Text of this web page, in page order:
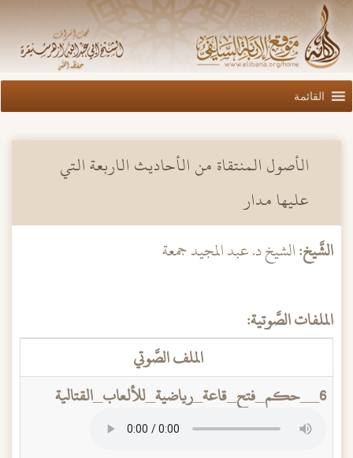
القائمة
الأصول المنتقاة من الأحاديث الاربعة التي
عليها مدار
الشَّيخ:الشيخ د. عبد المجيد جمعة
الملفات الصَّوتية:
الملف الصَّوتي
6__حكم_فتح_قاعة_رياضية_للألعاب_القتالية